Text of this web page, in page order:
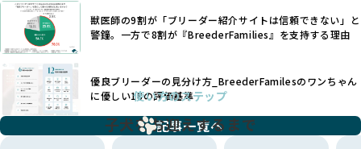
くありません。
また、健康リスクが予測しづらいミックス犬の繁殖や、愛情
が行き届かない多頭飼育等も問題です。これらのブリーディ
ング手法は、ワンちゃんの福祉を無視し、利益のみを追求す
るブリーダーによるものが多く、消費者にとっても深刻な課
題となっています。
BreederFamiliesでは、こうしたワンちゃんに優しくないブ
リーディングをなくすため、すべてのワンちゃんを家族のよ
うに大切に飼育・繁殖を行っている「優良ブリーダー」のみ
す。
優良ブリーダーは、少数の犬種（一般的に3種以内）に絞って
繁殖を行い、各犬種の特徴を熟知しています。これにより、
犬種ごとの健康管理や繁殖において質の高いケアを提供する
ことが可能です。
一方、営利優先ブリーダーは流行や需要に応じて扱う犬種を
増やす傾向があり、犬種ごとに異なる健康問題や適切な育成
環境を十分に考慮しない場合があります。こうしたブリーダ
獣医師の9割が「ブリーダー紹介サイトは信頼できない」と
警鐘。一方で8割が『BreederFamilies』を支持する理由
優良ブリーダーの見分け方_BreederFamilesのワンちゃん
に優しい18の評価基準
記事一覧へ
使い方のステップ
子犬をお迎えするまで